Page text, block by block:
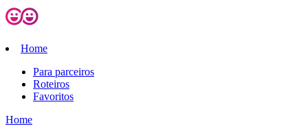
Home
Para parceiros
Roteiros
Favoritos
Home